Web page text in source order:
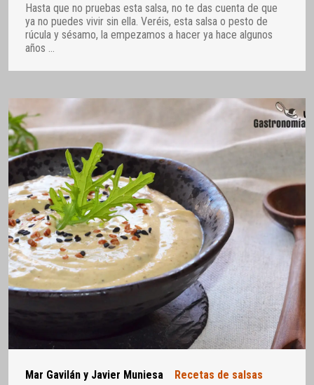
Hasta que no pruebas esta salsa, no te das cuenta de que
ya no puedes vivir sin ella. Veréis, esta salsa o pesto de
rúcula y sésamo, la empezamos a hacer ya hace algunos
años
Mar Gavilán y Javier Muniesa Recetas de salsas